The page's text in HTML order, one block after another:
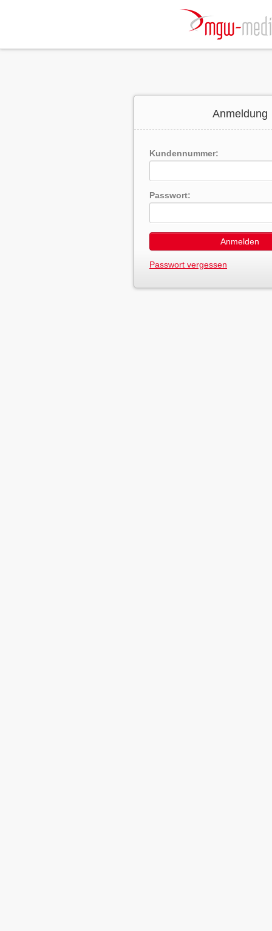
Anmeldung
Kundennummer:
Passwort:
Anmelden
Passwort vergessen